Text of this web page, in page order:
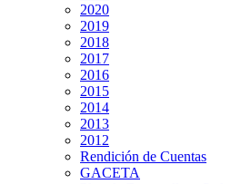
2020
2019
2018
2017
2016
2015
2014
2013
2012
Rendición de Cuentas
GACETA